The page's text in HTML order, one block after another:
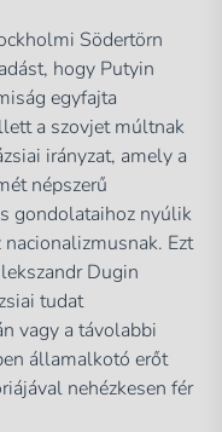
Södertörn
hogy Putyin
egyfajta
a szovjet múltnak
irányzat, amely a
népszerű
gondolataihoz nyúlik
Ezt
Dugin
tudat
vagy a távolabbi
államalkotó erőt
nehézkesen fér